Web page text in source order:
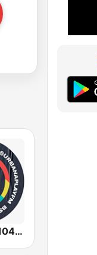
Urbana Play 104.3 FM